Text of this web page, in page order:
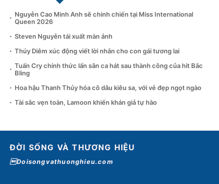
Nguyễn Cao Minh Anh sẽ chinh chiến tại Miss International
Queen 2026
Steven Nguyễn tái xuất màn ảnh
Thúy Diễm xúc động viết lời nhắn cho con gái tương lai
Tuấn Cry chính thức lấn sân ca hát sau thành công của hit Bắc
Bling
Hoa hậu Thanh Thủy hóa cô dâu kiêu sa, với vẻ đẹp ngọt ngào
Tài sắc vẹn toàn, Lamoon khiến khán giả tự hào
ĐỜI SỐNG VÀ THƯƠNG HIỆU
Doisongvathuonghieu.com